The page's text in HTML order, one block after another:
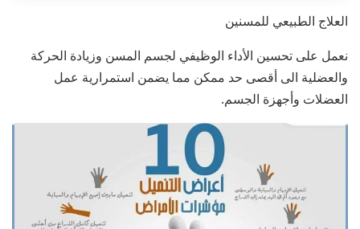
العلاج الطبيعي للمسنين
نعمل على تحسين الأداء الوظيفي لجسم المسن وزيادة الحركة
والعضلية الى أقصى حد ممكن مما يضمن استمرارية عمل
العضلات وأجهزة الجسم.